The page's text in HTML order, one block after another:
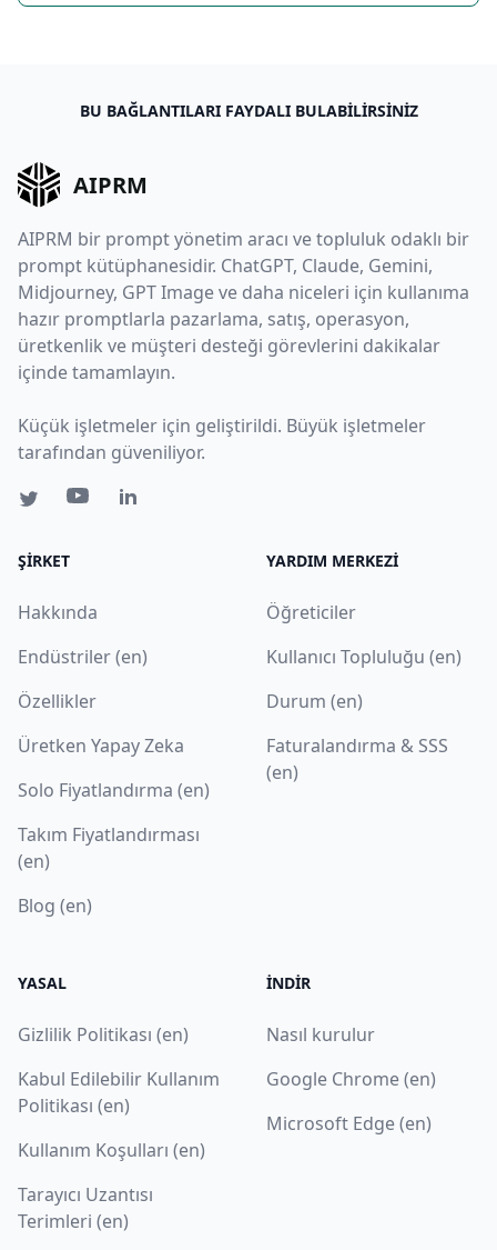
BU BAĞLANTILARI FAYDALI BULABILIRSINIZ
AIPRM
AIPRM bir prompt yönetim aracı ve topluluk odaklı bir
prompt kütüphanesidir. ChatGPT, Claude, Gemini,
Midjourney, GPT Image ve daha niceleri için kullanıma
hazır promptlarla pazarlama, satış, operasyon,
üretkenlik ve müşteri desteği görevlerini dakikalar
içinde tamamlayın.
Küçük işletmeler için geliştirildi. Büyük işletmeler
tarafından güveniliyor.
ŞIRKET
Hakkında
Endüstriler (en)
Özellikler
Üretken Yapay Zeka
Solo Fiyatlandırma (en)
Takım Fiyatlandırması
(en)
Blog (en)
YARDIM MERKEZI
Öğreticiler
Kullanıcı Topluluğu (en)
Durum (en)
Faturalandırma & SSS
(en)
YASAL
Gizlilik Politikası (en)
Kabul Edilebilir Kullanım
Politikası (en)
Kullanım Koşulları (en)
Tarayıcı Uzantısı
Terimleri (en)
İNDIR
Nasıl kurulur
Google Chrome (en)
Microsoft Edge (en)